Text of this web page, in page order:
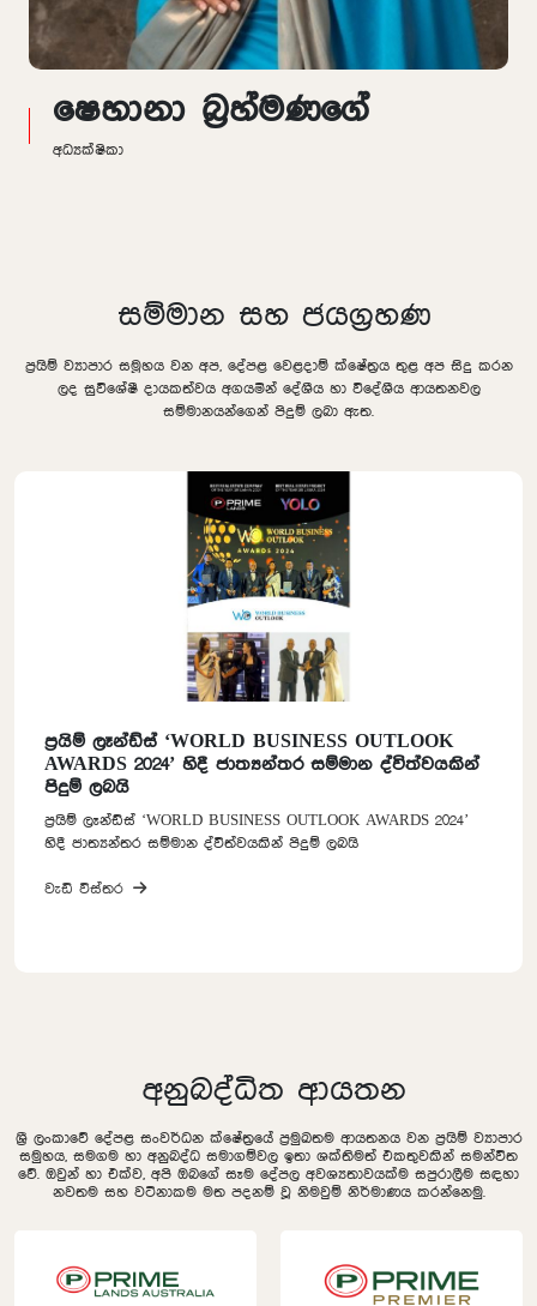
ෂෙහානා බ්‍රහ්මණගේ
අධ්‍යක්ෂිකා
සම්මාන සහ ජයග්‍රහණ
ප්‍රයිම් ව්‍යාපාර සමූහය වන අප, දේපළ වෙළදාම් ක්ෂේත්‍රය තුළ අප සිදු කරන
ලද සුවිශේෂී දායකත්වය අගයමින් දේශීය හා විදේශීය ආයතනවල
සම්මානයන්ගෙන් පිදුම් ලබා ඇත.
OUTLOOK
සම්මාන ද්විත්වයකින්
AWARDS 2024’
ලබයි
PRIME GROUP සමාගම ‘Sri
Brand Award 2024’ යන
වැඩි විස්තර
අනුබද්ධිත ආයතන
ශ්‍රී ලංකාවේ දේපළ සංවර්ධන ක්ෂේත්‍රයේ ප්‍රමුඛතම ආයතනය වන ප්‍රයිම් ව්‍යාපාර
සමුහය, සමගම හා අනුබද්ධ සමාගම්වල ඉතා ශක්තිමත් එකතුවකින් සමන්විත
වේ. ඔවුන් හා එක්ව, අපි ඔබගේ සෑම දේපල අවශ්‍යතාවයක්ම සපුරාලීම සඳහා
නවතම සහ වටිනාකම මත පදනම් වූ නිමවුම් නිර්මාණය කරන්නෙමු.